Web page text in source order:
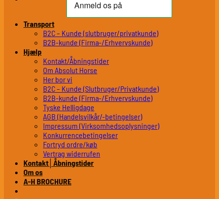
Transport
B2C – Kunde (slutbruger/privatkunde)
B2B-kunde (Firma-/Erhvervskunde)
Hjælp
Kontakt/Åbningstider
Om Absolut Horse
Her bor vi
B2C – Kunde (Slutbruger/Privatkunde)
B2B-kunde (Firma-/Erhvervskunde)
Tyske Helligdage
AGB (Handelsvilkår/-betingelser)
Impressum (Virksomhedsoplysninger)
Konkurrencebetingelser
Fortryd ordre/køb
Vertrag widerrufen
Kontakt│Åbningstider
Om os
A-H BROCHURE